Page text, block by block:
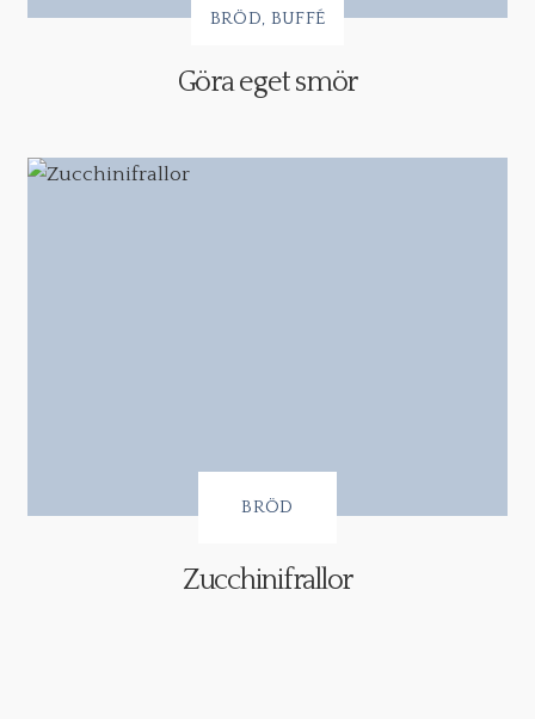
BRÖD BUFFÉ
Göra eget smör
BRÖD
Zucchinifrallor